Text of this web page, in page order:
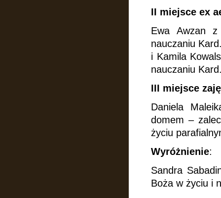
II miejsce ex
Ewa Awzan
nauczaniu
i Kamila
nauczaniu
III miejsce
Daniela
domem –
życiu
Wyróżnienie:
Sandra
Boża w życiu i